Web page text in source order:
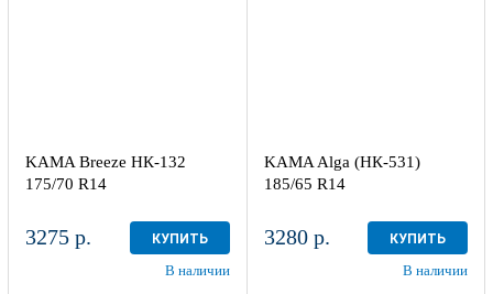
KAMA Breeze НК-132
175/70 R14
3275 р. КУПИТЬ
В наличии
KAMA Alga (НК-531)
185/65 R14
3280 р. КУПИТЬ
В наличии